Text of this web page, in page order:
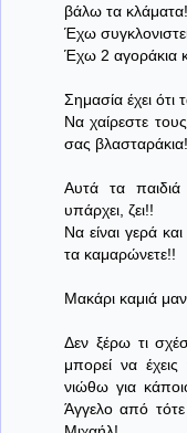
βάλω τα
Έχω
Έχω 2 αγοράκια
Σημασία έχει ότι
Να χαίρεστε
σας
Αυτά τα
υπάρχει, ζει!!
Να είναι γερά
τα καμαρώνετε!!
Μακάρι καμιά
Δεν ξέρω τι
μπορεί να
νιώθω για
Άγγελο από